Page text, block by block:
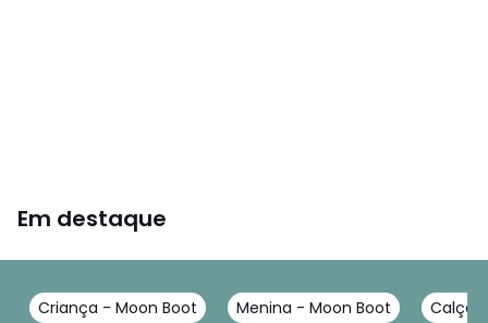
Em destaque
Criança - Moon Boot Menina - Moon Boot